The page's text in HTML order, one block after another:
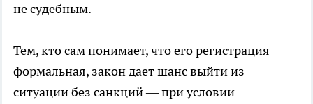
не судебным.
Тем, кто сам понимает, что его регистрация
формальная, закон дает шанс выйти из
ситуации без санкций — при условии